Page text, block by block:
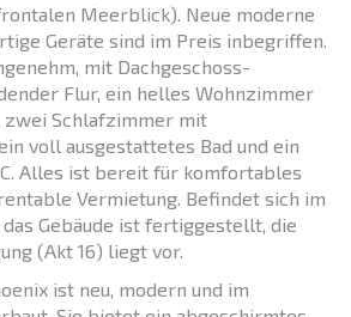
Meerblick). Neue moderne
Geräte sind im Preis inbegriffen.
mit Dachgeschoss-
Flur, ein helles Wohnzimmer
zwei Schlafzimmer mit
voll ausgestattetes Bad und ein
Alles ist bereit für komfortables
Vermietung. Befindet sich im
das Gebäude ist fertiggestellt, die
(Akt 16) liegt vor.
ist neu, modern und im